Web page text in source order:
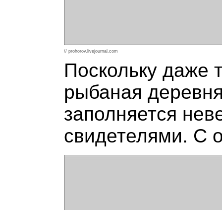
// prohorov.livejournal.com
Поскольку даже
рыбаная
заполняется
свидетелями. С